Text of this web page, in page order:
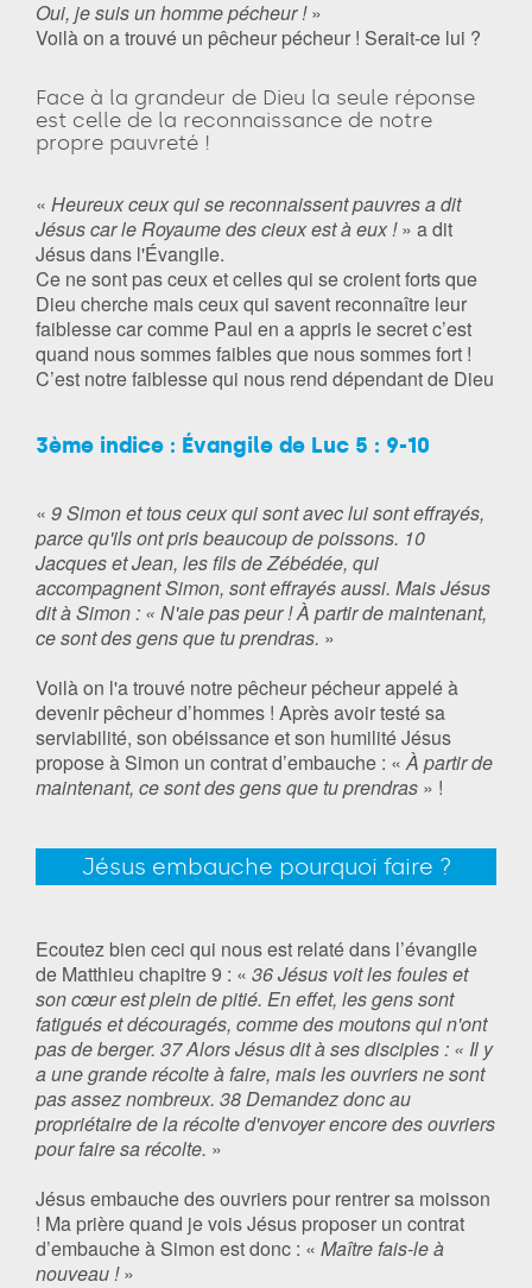
Oui, je suis un homme pécheur !»
Voilà on a trouvé un pêcheur pécheur ! Serait-ce lui ?
Face à la grandeur de Dieu la seule réponse
est celle de la reconnaissance de notre
propre pauvreté !
« Heureux ceux qui se reconnaissent pauvres a dit
Jésus car le Royaume des cieux est à eux !» a dit
Jésus dans l'Évangile.
Ce ne sont pas ceux et celles qui se croient forts que
Dieu cherche mais ceux qui savent reconnaître leur
faiblesse car comme Paul en a appris le secret c’est
quand nous sommes faibles que nous sommes fort !
C’est notre faiblesse qui nous rend dépendant de Dieu
3ème indice : Évangile de Luc 5 : 9-10
« 9 Simon et tous ceux qui sont avec lui sont effrayés,
parce qu'ils ont pris beaucoup de poissons. 10
Jacques et Jean, les fils de Zébédée, qui
accompagnent Simon, sont effrayés aussi. Mais Jésus
dit à Simon : « N'aie pas peur ! À partir de maintenant,
ce sont des gens que tu prendras. »
Voilà on l'a trouvé notre pêcheur pécheur appelé à
devenir pêcheur d’hommes ! Après avoir testé sa
serviabilité, son obéissance et son humilité Jésus
propose à Simon un contrat d’embauche : «À partir de
maintenant, ce sont des gens que tu prendras » !
Jésus embauche pourquoi faire ?
Ecoutez bien ceci qui nous est relaté dans l’évangile
de Matthieu chapitre 9 : « 36 Jésus voit les foules et
son cœur est plein de pitié. En effet, les gens sont
fatigués et découragés, comme des moutons qui n'ont
pas de berger. 37 Alors Jésus dit à ses disciples : « Il y
a une grande récolte à faire, mais les ouvriers ne sont
pas assez nombreux. 38 Demandez donc au
propriétaire de la récolte d'envoyer encore des ouvriers
pour faire sa récolte. »
Jésus embauche des ouvriers pour rentrer sa moisson
! Ma prière quand je vois Jésus proposer un contrat
d’embauche à Simon est donc : « Maître fais-le à
nouveau !»